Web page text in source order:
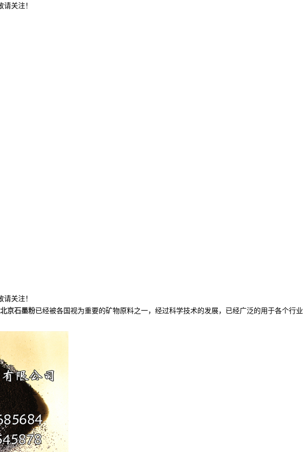
关注！
关注！
北京石墨粉已经被各国视为重要的矿物原料之一，经过科学技术的发展，已经广泛的用于各个行业